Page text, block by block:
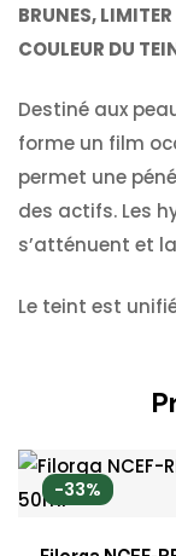
BRUNES,
COULEUR DU
Destiné aux
forme un film
permet une
des actifs. Les
s’atténuent et
Le teint est
-33%